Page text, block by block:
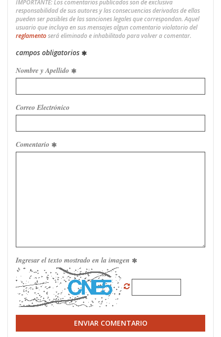
IMPORTANTE: Los comentarios publicados son de exclusiva
responsabilidad de sus autores y las consecuencias derivadas de ellas
pueden ser pasibles de las sanciones legales que correspondan. Aquel
usuario que incluya en sus mensajes algun comentario violatorio del
reglamentoserá eliminado e inhabilitado para volver a comentar.
campos obligatorios
Nombre y Apellido
Correo Electrónico
Comentario
Ingresar el texto mostrado en la imagen
ENVIAR COMENTARIO